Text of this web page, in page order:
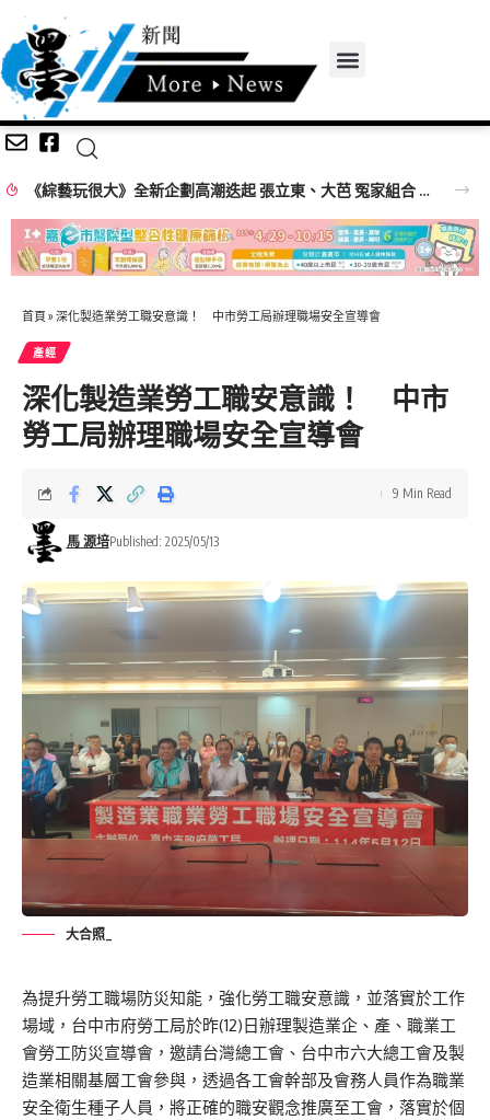
《綜藝玩很大》全新企劃高潮迭起 張立東、大芭 冤家組合 再創收視火花
首頁 » 深化製造業勞工職安意識！ 中市勞工局辦理職場安全宣導會
產經
深化製造業勞工職安意識！ 中市
勞工局辦理職場安全宣導會
馬 源培Published: 2025/05/13
9 Min Read
大合照_
為提升勞工職場防災知能，強化勞工職安意識，並落實於工作
場域，台中市府勞工局於昨(12)日辦理製造業企、產、職業工
會勞工防災宣導會，邀請台灣總工會、台中市六大總工會及製
造業相關基層工會參與，透過各工會幹部及會務人員作為職業
安全衛生種子人員，將正確的職安觀念推廣至工會，落實於個